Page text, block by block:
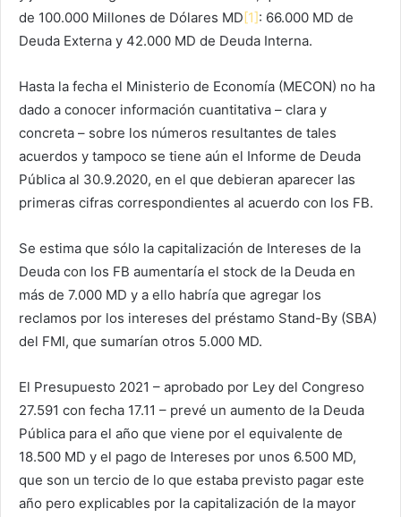
de 100.000 Millones de Dólares MD[1]: 66.000 MD de
Deuda Externa y 42.000 MD de Deuda Interna.
Hasta la fecha el Ministerio de Economía (MECON) no ha
dado a conocer información cuantitativa – clara y
concreta – sobre los números resultantes de tales
acuerdos y tampoco se tiene aún el Informe de Deuda
Pública al 30.9.2020, en el que debieran aparecer las
primeras cifras correspondientes al acuerdo con los FB.
Se estima que sólo la capitalización de Intereses de la
Deuda con los FB aumentaría el stock de la Deuda en
más de 7.000 MD y a ello habría que agregar los
reclamos por los intereses del préstamo Stand-By (SBA)
del FMI, que sumarían otros 5.000 MD.
El Presupuesto 2021 – aprobado por Ley del Congreso
27.591 con fecha 17.11 – prevé un aumento de la Deuda
Pública para el año que viene por el equivalente de
18.500 MD y el pago de Intereses por unos 6.500 MD,
que son un tercio de lo que estaba previsto pagar este
año pero explicables por la capitalización de la mayor